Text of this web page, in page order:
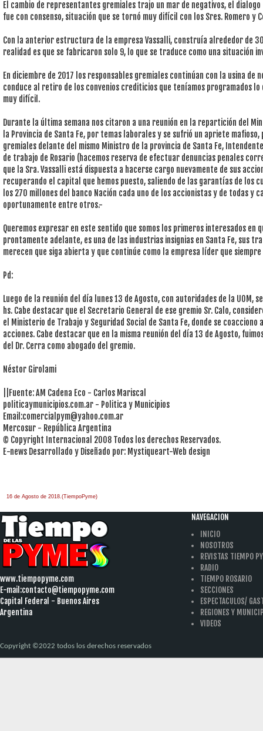
El cambio de representantes gremiales trajo un mar de negativos, el dialogo
fue con consenso, situación que se tornó muy difícil con los Sres. Romero y
Con la anterior estructura de la empresa Vassalli, construía alrededor de
realidad es que se fabricaron solo 9, lo que se traduce como una situación
En diciembre de 2017 los responsables gremiales continúan con la usina de
conduce al retiro de los convenios crediticios que teníamos programados lo
muy difícil.
Durante la última semana nos citaron a una reunión en la repartición del
la Provincia de Santa Fe, por temas laborales y se sufrió un apriete
gremiales delante del mismo Ministro de la provincia de Santa Fe,
de trabajo de Rosario (hacemos reserva de efectuar denuncias penales
que la Sra. Vassalli está dispuesta a hacerse cargo nuevamente de sus
recuperando el capital que hemos puesto, saliendo de las garantías de los
los 270 millones del banco Nación cada uno de los accionistas y de todas y
oportunamente entre otros.-
Queremos expresar en este sentido que somos los primeros interesados en
prontamente adelante, es una de las industrias insignias en Santa Fe, sus
merecen que siga abierta y que continúe como la empresa líder que siempre
Pd:
Luego de la reunión del día lunes 13 de Agosto, con autoridades de la UOM,
hs. Cabe destacar que el Secretario General de ese gremio Sr. Calo,
el Ministerio de Trabajo y Seguridad Social de Santa Fe, donde se
acciones. Cabe destacar que en la misma reunión del día 13 de Agosto,
del Dr. Cerra como abogado del gremio.
Néstor Girolami
||Fuente: AM Cadena Eco - Carlos Mariscal
politicaymunicipios.com.ar - Politica y Municipios
Email:comercialpym@yahoo.com.ar
Mercosur - República Argentina
© Copyright Internacional 2008 Todos los derechos Reservados.
E-news Desarrollado y Diseñado por: Mystiqueart-Web design
16 de Agosto de 2018.(TiempoPyme)
www.tiempopyme.com
E-mail:contacto@tiempopyme.com
Capital Federal - Buenos Aires
Argentina
NAVEGACION
INICIO
NOSOTROS
REVISTAS TIEMPO
RADIO
TIEMPO ROSARIO
SECCIONES
ESPECTACULOS/
REGIONES Y
VIDEOS
Copyright ©2022 todos los derechos reservados